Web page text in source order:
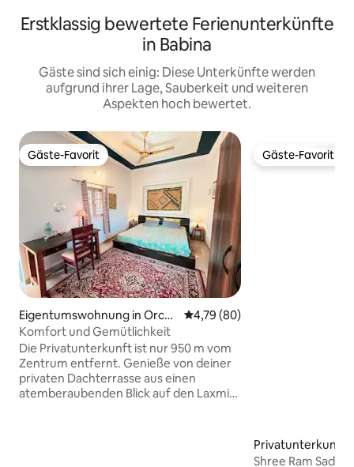
Erstklassig bewertete Ferienunterkünfte
in Babina
Gäste sind sich einig: Diese Unterkünfte werden
aufgrund ihrer Lage, Sauberkeit und weiteren
Aspekten hoch bewertet.
Gäste-Favorit
Gäste-Favorit
Eigentumswohnung in Orch
ha
Durchschnittliche Bewertung:
4,79 (80)
Komfort und Gemütlichkeit
Die Privatunterkunft ist nur 950 m vom
Zentrum entfernt. Genieße von deiner
privaten Dachterrasse aus einen
atemberaubenden Blick auf den Laxmi-
Gäste-Favorit
Gäste-Favorit
Privatunterkunft
Shree Ram